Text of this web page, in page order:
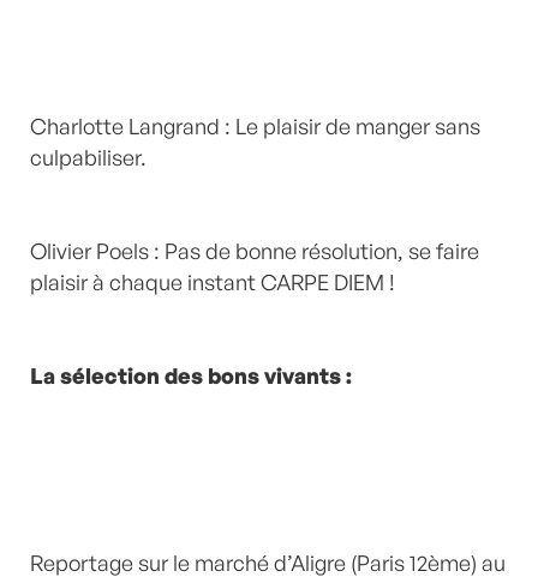
Charlotte Langrand : Le plaisir de manger sans
culpabiliser.
Olivier Poels : Pas de bonne résolution, se faire
plaisir à chaque instant CARPE DIEM !
La sélection des bons vivants :
Reportage sur le marché d’Aligre (Paris 12ème) au